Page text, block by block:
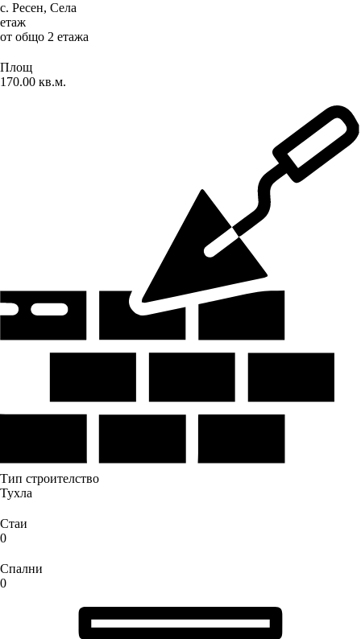
с. Ресен, Села
етаж
от общо 2 етажа
Площ
170.00 кв.м.
Тип строителство
Тухла
Стаи
0
Спални
0